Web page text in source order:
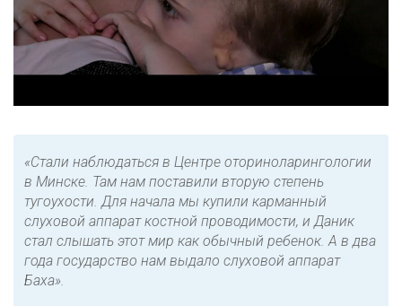
«Стали наблюдаться в Центре оториноларингологии
в Минске. Там нам поставили вторую степень
тугоухости. Для начала мы купили карманный
слуховой аппарат костной проводимости, и Даник
стал слышать этот мир как обычный ребенок. А в два
года государство нам выдало слуховой аппарат
Баха».